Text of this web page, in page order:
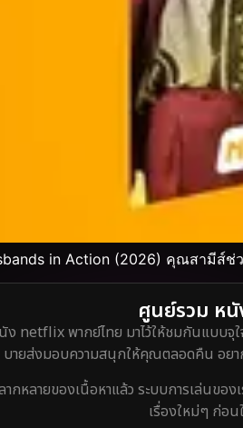
in Action (2026) คุณสามีส์ช่
ศูนย์รวม ห
ง netflix พากย์ไทย มาไว้ให้ชมกันแบบจุ
บายส่งมอบความสนุกให้คุณตลอดคืน อยา
ากหลายของเนื้อหาแล้ว ระบบการเล่น
เรื่องใหม่ๆ ก่อ